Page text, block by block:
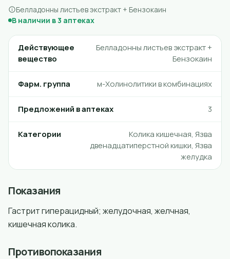
Белладонны листьев экстракт + Бензокаин
В наличии в 3 аптеках
Действующее
вещество
Белладонны листьев экстракт +
Бензокаин
Фарм. группа м-Холинолитики в комбинациях
Предложений в аптеках 3
Категории
Колика кишечная, Язва
двенадцатиперстной кишки, Язва
желудка
Показания
Гастрит гиперацидный; желудочная, желчная,
кишечная колика.
Противопоказания